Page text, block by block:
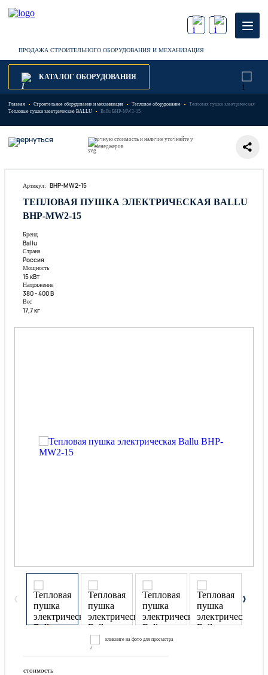
ПРОДАЖА СТРОИТЕЛЬНОГО ОБОРУДОВАНИЯ И МЕХАНИЗАЦИЯ
КАТАЛОГ ОБОРУДОВАНИЯ
Главная Строительное оборудование и механизация
Тепловое оборудование
Тепловые пушки электрические BALLU
Тепловая пушка электрическая
Ballu BHP-MW2-15
вернуться
точную стоимость и наличие уточняйте у
менеджеров
Артикул: BHP-MW2-15
ТЕПЛОВАЯ ПУШКА ЭЛЕКТРИЧЕСКАЯ BALLU
BHP-MW2-15
Бренд
Ballu
Страна
Россия
Мощность
15 кВт
Напряжение
380 - 400 В
Вес
17,7 кг
кликните на фото для просмотра
стоимость